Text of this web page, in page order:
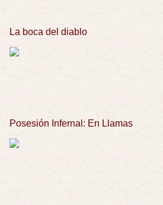
La boca del diablo
Posesión Infernal: En Llamas